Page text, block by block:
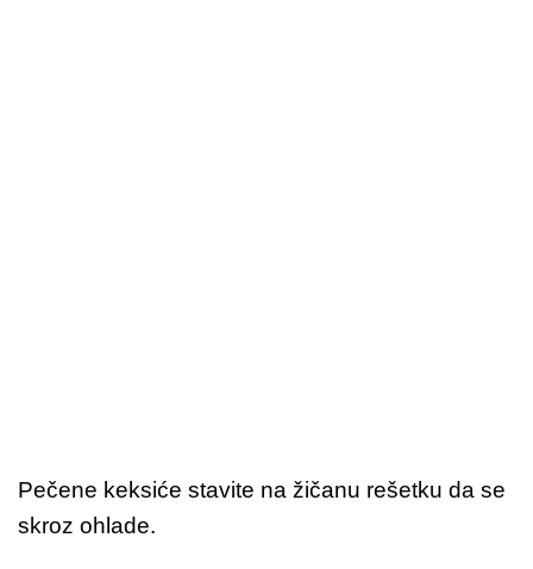
Pečene keksiće stavite na žičanu rešetku da se
skroz ohlade.